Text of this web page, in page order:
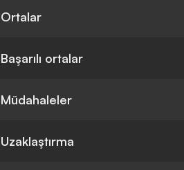
Ortalar
Başarılı ortalar
Müdahaleler
Uzaklaştırma